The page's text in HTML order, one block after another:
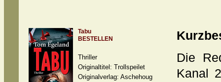
Tabu
BESTELLEN
Thriller
Originaltitel: Trollspeilet
Originalverlag: Aschehoug
Die
Kanal